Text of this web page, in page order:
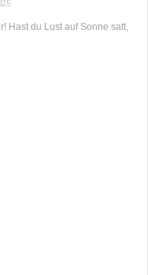
Hast du Lust auf Sonne satt,